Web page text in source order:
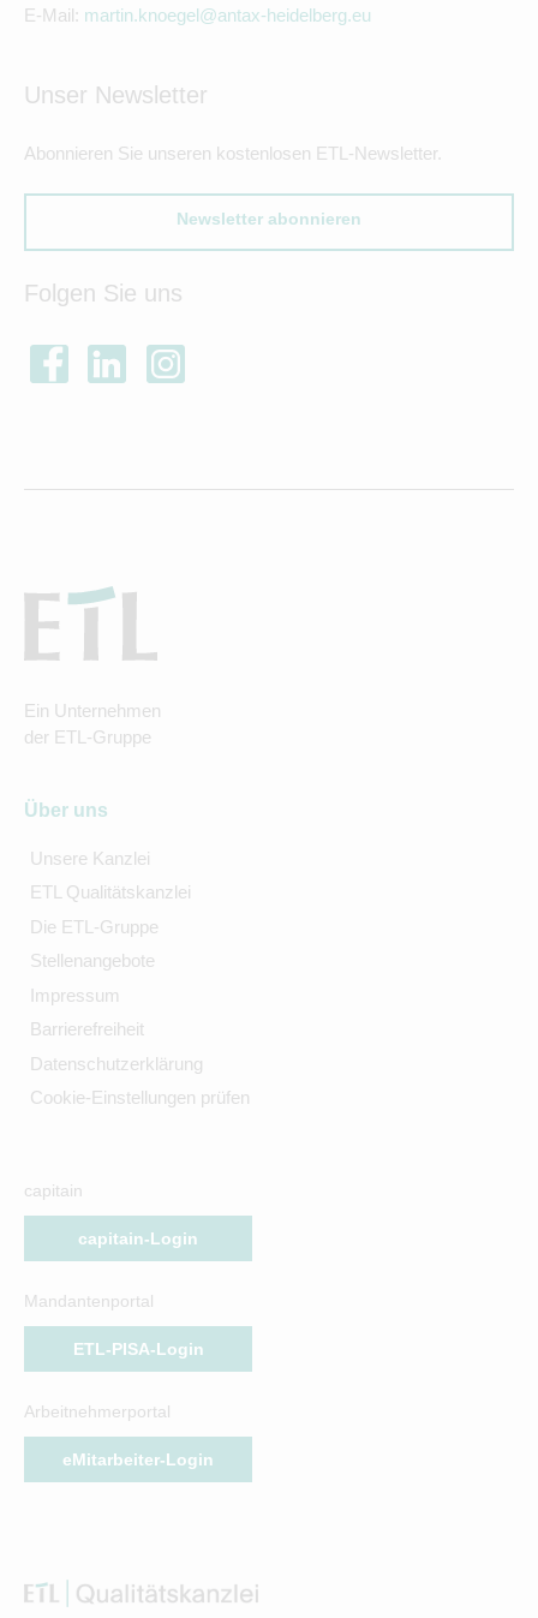
E-Mail: martin.knoegel@antax-heidelberg.eu
Unser Newsletter
Abonnieren Sie unseren kostenlosen ETL-Newsletter.
Newsletter abonnieren
Folgen Sie uns
Ein Unternehmen
der ETL-Gruppe
Über uns
Unsere Kanzlei
ETL Qualitätskanzlei
Die ETL-Gruppe
Stellenangebote
Impressum
Barrierefreiheit
Datenschutzerklärung
Cookie-Einstellungen prüfen
capitain
capitain-Login
Mandantenportal
ETL-PISA-Login
Arbeitnehmerportal
eMitarbeiter-Login